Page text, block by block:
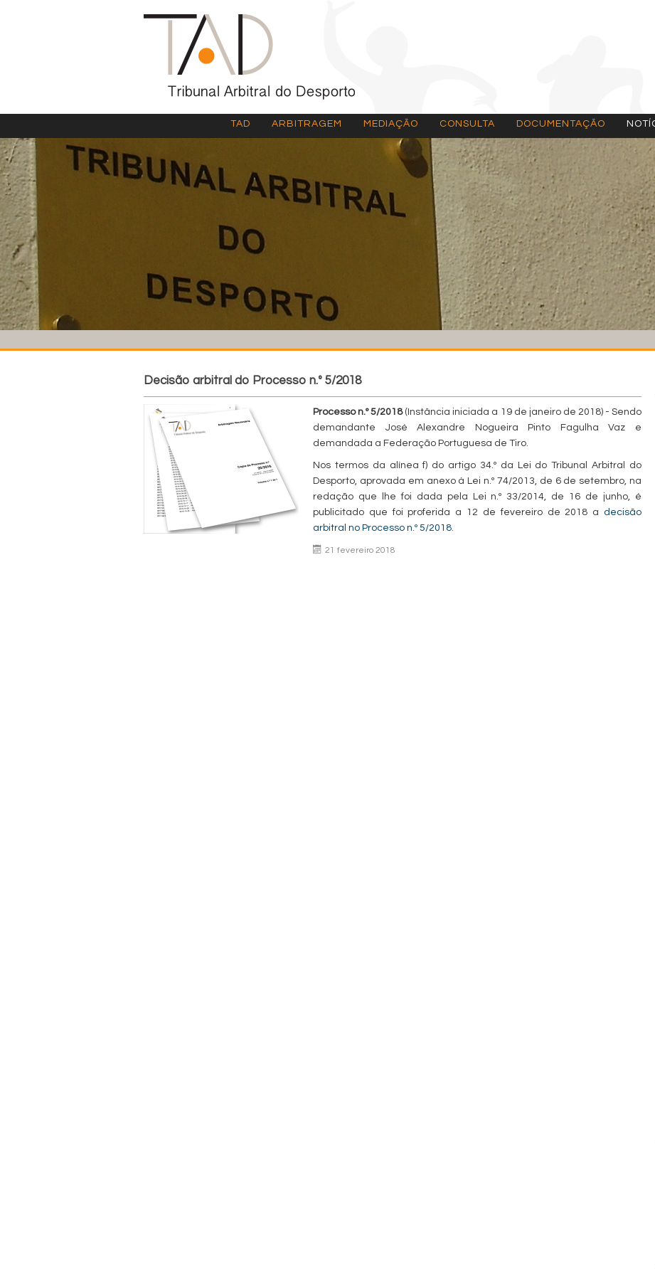
TAD ARBITRAGEM MEDIAÇÃO CONSULTA DOCUMENTAÇÃO
Decisão arbitral do Processo n.º 5/2018
Processo n.º 5/2018(Instância iniciada a 19 de janeiro de 2018) - Sendo
demandante José Alexandre Nogueira Pinto Fagulha Vaz e
demandada a Federação Portuguesa de Tiro.
Nos termos da alínea f) do artigo 34.º da Lei do Tribunal Arbitral do
Desporto, aprovada em anexo à Lei n.º 74/2013, de 6 de setembro, na
redação que lhe foi dada pela Lei n.º 33/2014, de 16 de junho, é
publicitado que foi proferida a 12 de fevereiro de 2018 a decisão
arbitral no Processo n.º 5/2018.
21 fevereiro 2018